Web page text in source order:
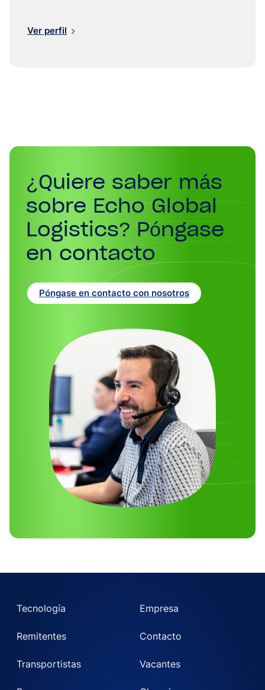
Ver perfil
¿Quiere saber más
sobre Echo Global
Logistics? Póngase
en contacto
Póngase en contacto con nosotros
Tecnología
Remitentes
Transportistas
Empresa
Contacto
Vacantes